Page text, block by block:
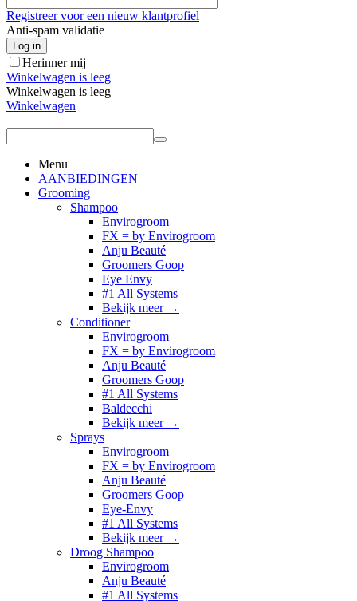
Registreer voor een nieuw klantprofiel
Anti-spam validatie
Log in
Herinner mij
Winkelwagen is leeg
Winkelwagen is leeg
Winkelwagen
Menu
AANBIEDINGEN
Grooming
Shampoo
Envirogroom
FX = by Envirogroom
Anju Beauté
Groomers Goop
Eye Envy
#1 All Systems
Bekijk meer →
Conditioner
Envirogroom
FX = by Envirogroom
Anju Beauté
Groomers Goop
#1 All Systems
Baldecchi
Bekijk meer →
Sprays
Envirogroom
FX = by Envirogroom
Anju Beauté
Groomers Goop
Eye-Envy
#1 All Systems
Bekijk meer →
Droog Shampoo
Envirogroom
Anju Beauté
#1 All Systems